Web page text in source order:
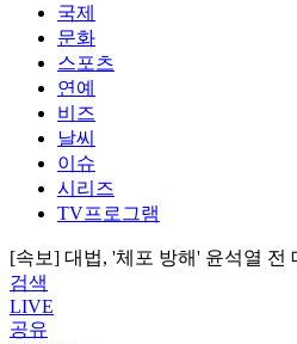
국제
문화
스포츠
연예
비즈
날씨
이슈
시리즈
TV프로그램
[속보] 대법, '체포 방해' 윤석열 전
검색
LIVE
공유